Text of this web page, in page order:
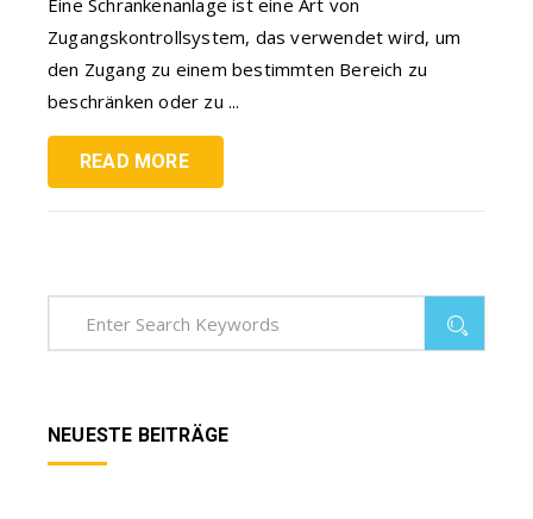
Eine Schrankenanlage ist eine Art von
Zugangskontrollsystem, das verwendet wird, um
den Zugang zu einem bestimmten Bereich zu
beschränken oder zu ...
READ MORE
NEUESTE BEITRÄGE